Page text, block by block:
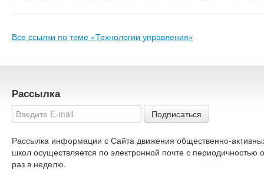
Все ссылки по теме «Технологии управления»
Рассылка
Подписаться
Рассылка информации с Сайта движения общественно-
школ осуществляется по электронной почте с периодичностью
раз в неделю.